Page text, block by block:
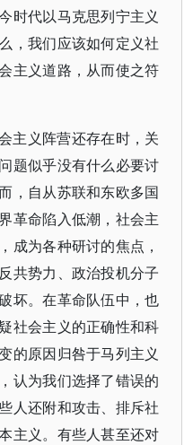
时代以马克思列宁主义
，我们应该如何定义社
主义道路，从而使之符
主义阵营还存在时，关
题似乎没有什么必要讨
，自从苏联和东欧多国
革命陷入低潮，社会主
成为各种研讨的焦点，
共势力、政治投机分子
坏。在革命队伍中，也
社会主义的正确性和科
的原因归咎于马列主义
认为我们选择了错误的
人还附和攻击、排斥社
主义。有些人甚至还对